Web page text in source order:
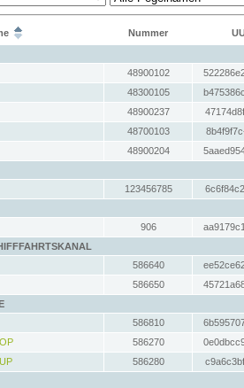
Nummer
48900102
48300105
48900237
48700103
48900204
123456785
906
586640
586650
586810
586270
586280